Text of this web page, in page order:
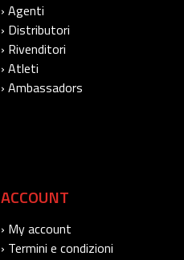
› Agenti
› Distributori
› Rivenditori
› Atleti
› Ambassadors
ACCOUNT
› My account
› Termini e condizioni